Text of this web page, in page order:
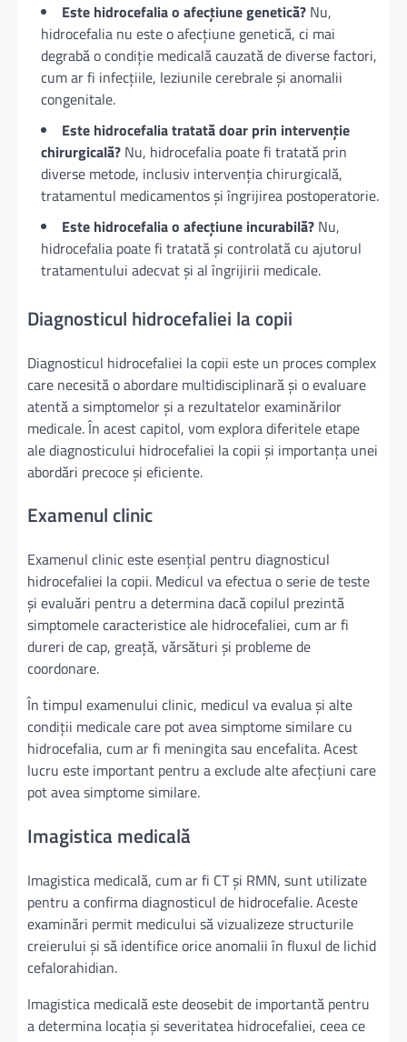
Este hidrocefalia o afecțiune genetică? Nu,
hidrocefalia nu este o afecțiune genetică, ci mai
degrabă o condiție medicală cauzată de diverse factori,
cum ar fi infecțiile, leziunile cerebrale și anomalii
congenitale.
Este hidrocefalia tratată doar prin intervenție
chirurgicală? Nu, hidrocefalia poate fi tratată prin
diverse metode, inclusiv intervenția chirurgicală,
tratamentul medicamentos și îngrijirea postoperatorie.
Este hidrocefalia o afecțiune incurabilă? Nu,
hidrocefalia poate fi tratată și controlată cu ajutorul
tratamentului adecvat și al îngrijirii medicale.
Diagnosticul hidrocefaliei la copii
Diagnosticul hidrocefaliei la copii este un proces complex
care necesită o abordare multidisciplinară și o evaluare
atentă a simptomelor și a rezultatelor examinărilor
medicale. În acest capitol, vom explora diferitele etape
ale diagnosticului hidrocefaliei la copii și importanța unei
abordări precoce și eficiente.
Examenul clinic
Examenul clinic este esențial pentru diagnosticul
hidrocefaliei la copii. Medicul va efectua o serie de teste
și evaluări pentru a determina dacă copilul prezintă
simptomele caracteristice ale hidrocefaliei, cum ar fi
dureri de cap, greață, vărsături și probleme de
coordonare.
În timpul examenului clinic, medicul va evalua și alte
condiții medicale care pot avea simptome similare cu
hidrocefalia, cum ar fi meningita sau encefalita. Acest
lucru este important pentru a exclude alte afecțiuni care
pot avea simptome similare.
Imagistica medicală
Imagistica medicală, cum ar fi CT și RMN, sunt utilizate
pentru a confirma diagnosticul de hidrocefalie. Aceste
examinări permit medicului să vizualizeze structurile
creierului și să identifice orice anomalii în fluxul de lichid
cefalorahidian.
Imagistica medicală este deosebit de importantă pentru
a determina locația și severitatea hidrocefaliei, ceea ce